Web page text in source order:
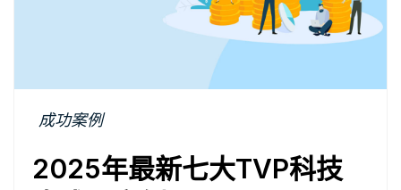
成功案例
2025年最新七大TVP科技